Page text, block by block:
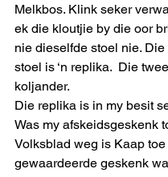
Melkbos. Klink seker
ek die kloutjie by die oor
nie dieselfde stoel nie.
stoel is ‘n replika.  Die
koljander.
Die replika is in my besit
Was my afskeidsgeskenk
Volksblad weg is Kaap toe
gewaardeerde geskenk